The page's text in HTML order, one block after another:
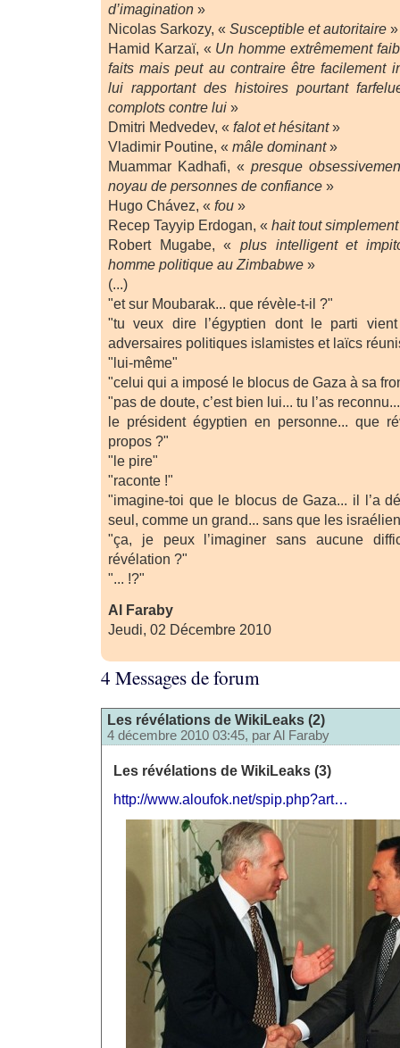
d’imagination »
Nicolas Sarkozy, « Susceptible et autoritaire »
Hamid Karzaï, « Un homme extrêmement
faits mais peut au contraire être facilement
lui rapportant des histoires pourtant
complots contre lui »
Dmitri Medvedev, « falot et hésitant»
Vladimir Poutine, « mâle dominant»
Muammar Kadhafi, « presque
noyau de personnes de confiance »
Hugo Chávez, « fou »
Recep Tayyip Erdogan, « hait tout
Robert Mugabe, «plus intelligent et
homme politique au Zimbabwe »
(...)
"et sur Moubarak... que révèle-t-il ?"
"tu veux dire l’égyptien dont le parti
adversaires politiques islamistes et laïcs
"lui-même"
"celui qui a imposé le blocus de Gaza à sa
"pas de doute, c’est bien lui... tu l’as
le président égyptien en personne... que
propos ?"
"le pire"
"raconte !"
"imagine-toi que le blocus de Gaza... il l’a
seul, comme un grand... sans que les
"ça, je peux l’imaginer sans aucune
révélation ?"
"... !?"
Al Faraby
Jeudi, 02 Décembre 2010
4 Messages de forum
Les révélations de WikiLeaks (2)
4 décembre 2010 03:45, parAl Faraby
Les révélations de WikiLeaks (3)
http://www.aloufok.net/spip.php?art…